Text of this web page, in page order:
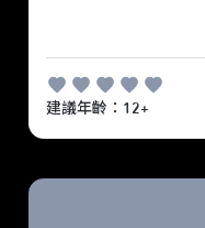
建議年齡：12+